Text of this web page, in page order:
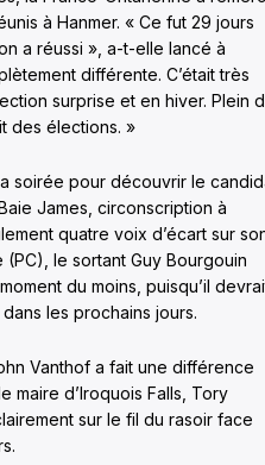
à Hanmer. « Ce fut 29 jours
a réussi », a-t-elle lancé à
différente. C’était très
surprise et en hiver. Plein
des élections. »
soirée pour découvrir le
James, circonscription à
quatre voix d’écart sur
le sortant Guy Bourgouin
du moins, puisqu’il
les prochains jours.
Vanthof a fait une différence
maire d’Iroquois Falls, Tory
sur le fil du rasoir face